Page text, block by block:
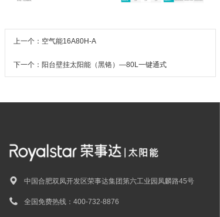
上一个：空气能16A80H-A
下一个：阳台壁挂太阳能（黑铬）—80L一键通式
中国合肥双凤开发区荣事达集团第六工业园凤麟路45号
全国免费热线：400-732-8876